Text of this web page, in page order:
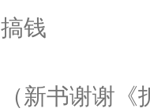
用力——为你
搞钱
（新书谢谢